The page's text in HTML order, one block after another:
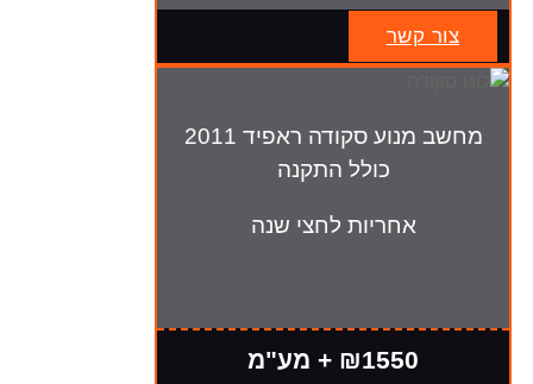
צור קשר
מחשב מנוע סקודה ראפיד 2011
כולל התקנה
אחריות לחצי שנה
₪1550 + מע"מ